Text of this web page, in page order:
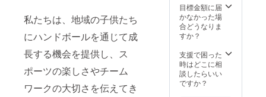
私たちは、地域の子供たち
にハンドボールを通じて成
長する機会を提供し、ス
ポーツの楽しさやチーム
ワークの大切さを伝えてき
目標金額に届
かなかった場
合どうなりま
すか？
支援で困った
時はどこに相
談したらいい
ですか？